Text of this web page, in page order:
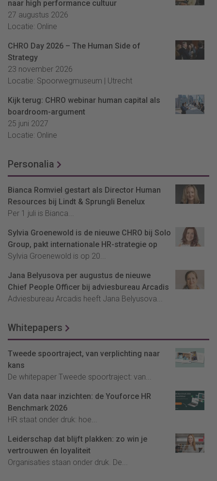
naar high performance cultuur
27 augustus 2026
Locatie: Online
CHRO Day 2026 – The Human Side of
Strategy
23 november 2026
Locatie: Spoorwegmuseum | Utrecht
Kijk terug: CHRO webinar human capital als
boardroom-argument
25 juni 2027
Locatie: Online
Personalia
Bianca Romviel gestart als Director Human
Resources bij Lindt & Sprungli Benelux
Per 1 juli is Bianca...
Sylvia Groenewold is de nieuwe CHRO bij Solo
Group, pakt internationale HR-strategie op
Sylvia Groenewold is op 20...
Jana Belyusova per augustus de nieuwe
Chief People Officer bij adviesbureau Arcadis
Adviesbureau Arcadis heeft Jana Belyusova...
Whitepapers
Tweede spoortraject, van verplichting naar
kans
De whitepaper Tweede spoortraject: van...
Van data naar inzichten: de Youforce HR
Benchmark 2026
HR staat onder druk: hoe...
Leiderschap dat blijft plakken: zo win je
vertrouwen én loyaliteit
Organisaties staan onder druk. De...